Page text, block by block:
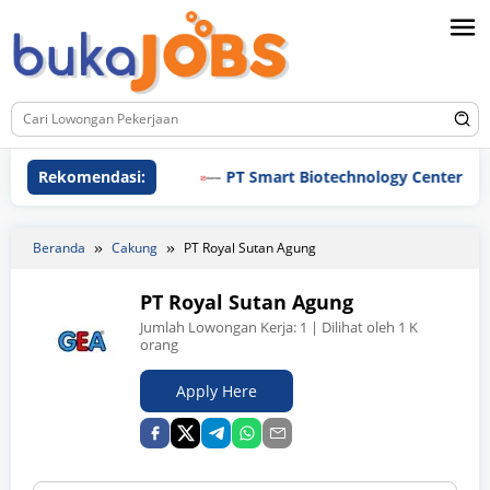
ke
konten
Rekomendasi: PT Smart Biotechnology Center
Beranda Cakung PT Royal Sutan Agung
PT Royal Sutan Agung
Jumlah Lowongan Kerja: 1 | Dilihat oleh 1 K
orang
Apply Here